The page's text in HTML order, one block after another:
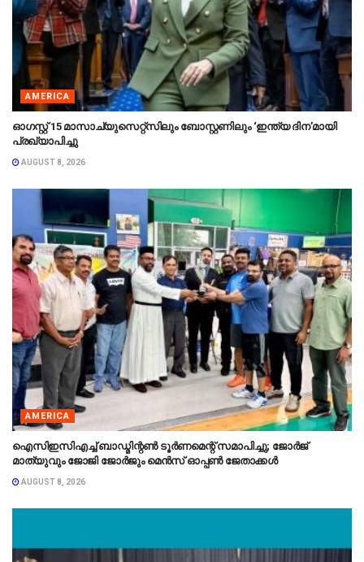
AMERICA
ഓഗസ്റ്റ് 15 മാസാച്യുസെറ്റ്‌സിലും ബോസ്റ്റണിലും ‘ഇന്ത്യ ദിന’മായി
പ്രഖ്യാപിച്ചു
AUGUST 8, 2026
AMERICA
ഐസിഇസിഎച്ച് ബാഡ്മിന്റൺ ടൂർണമെന്റ് സമാപിച്ചു; ജോർജ്
മാത്യുവും ജോജി ജോർജും മെൻസ് ഓപ്പൺ ജേതാക്കൾ
AUGUST 8, 2026